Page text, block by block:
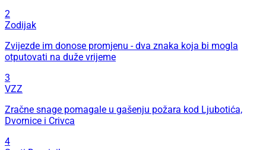
2
Zodijak
Zvijezde im donose promjenu - dva znaka koja bi mogla
otputovati na duže vrijeme
3
VZZ
Zračne snage pomagale u gašenju požara kod Ljubotića,
Dvornice i Crivca
4